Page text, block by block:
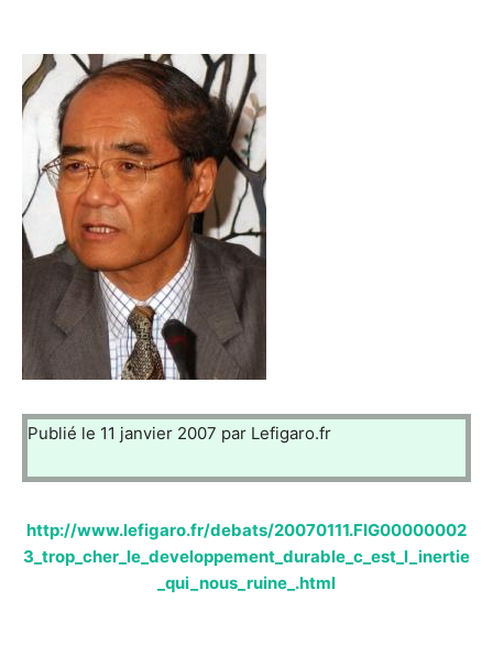
Publié le 11 janvier 2007 par Lefigaro.fr
http://www.lefigaro.fr/debats/20070111.FIG00000002
3_trop_cher_le_developpement_durable_c_est_l_inertie
_qui_nous_ruine_.html